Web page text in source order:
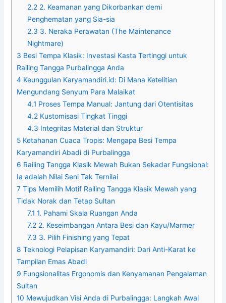
2.2 2. Keamanan yang Dikorbankan demi
Penghematan yang Sia-sia
2.3 3. Neraka Perawatan (The Maintenance
Nightmare)
3 Besi Tempa Klasik: Investasi Kasta Tertinggi untuk
Railing Tangga Purbalingga Anda
4 Keunggulan Karyamandiri.id: Di Mana Ketelitian
Mengundang Senyum Para Malaikat
4.1 Proses Tempa Manual: Jantung dari Otentisitas
4.2 Kustomisasi Tingkat Tinggi
4.3 Integritas Material dan Struktur
5 Ketahanan Cuaca Tropis: Mengapa Besi Tempa
Karyamandiri Abadi di Purbalingga
6 Railing Tangga Klasik Mewah Bukan Sekadar Fungsional:
Ia adalah Nilai Seni Tak Ternilai
7 Tips Memilih Motif Railing Tangga Klasik Mewah yang
Tidak Norak dan Tetap Sultan
7.1 1. Pahami Skala Ruangan Anda
7.2 2. Keseimbangan Antara Besi dan Kayu/Marmer
7.3 3. Pilih Finishing yang Tepat
8 Teknologi Pelapisan Karyamandiri: Dari Anti-Karat ke
Tampilan Emas Abadi
9 Fungsionalitas Ergonomis dan Kenyamanan Pengalaman
Sultan
10 Mewujudkan Visi Anda di Purbalingga: Langkah Awal